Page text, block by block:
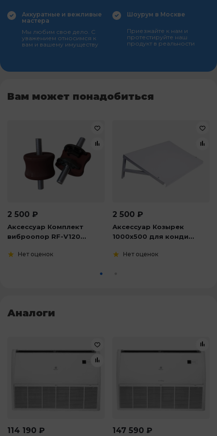
Аккуратные и вежливые
мастера
Мы любим свое дело. С
уважением относимся к
вам и вашему имуществу
Шоурум в Москве
Приезжайте к нам и
протестируйте наш
продукт в реальности
Вам может понадобиться
2 500 ₽
Аксессуар Комплект
виброопор RF-V120...
Нет оценок
2 500 ₽
Аксессуар Козырек
1000х500 для конди...
Нет оценок
Аналоги
114 190 ₽ 147 590 ₽